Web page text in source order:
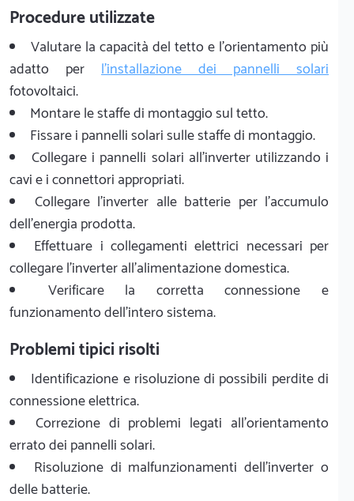
Procedure utilizzate
Valutare la capacità del tetto e l'orientamento più
adatto per l'installazione dei pannelli solari
fotovoltaici.
Montare le staffe di montaggio sul tetto.
Fissare i pannelli solari sulle staffe di montaggio.
Collegare i pannelli solari all'inverter utilizzando i
cavi e i connettori appropriati.
Collegare l'inverter alle batterie per l'accumulo
dell'energia prodotta.
Effettuare i collegamenti elettrici necessari per
collegare l'inverter all'alimentazione domestica.
Verificare la corretta connessione e
funzionamento dell'intero sistema.
Problemi tipici risolti
Identificazione e risoluzione di possibili perdite di
connessione elettrica.
Correzione di problemi legati all'orientamento
errato dei pannelli solari.
Risoluzione di malfunzionamenti dell'inverter o
delle batterie.